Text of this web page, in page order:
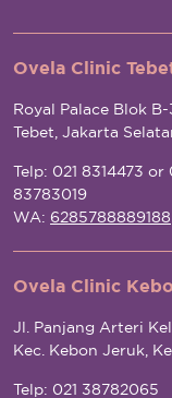
Ovela Clinic
Royal Palace Blok
Tebet, Jakarta
Telp: 021 8314473 or
83783019
WA: 6285788889188
Ovela Clinic
Jl. Panjang Arteri
Kec. Kebon Jeruk,
Telp: 021 38782065